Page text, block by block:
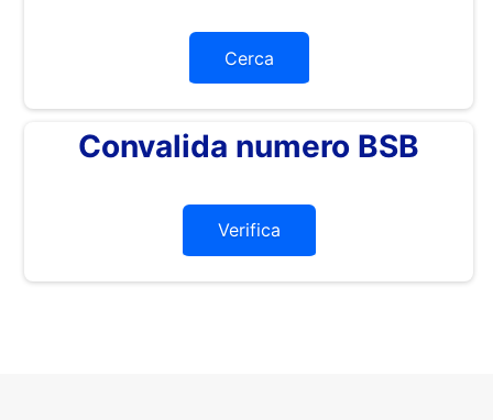
Cerca
Convalida numero BSB
Verifica